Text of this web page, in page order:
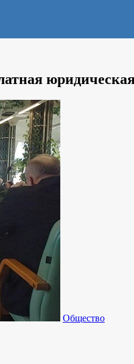
Общество